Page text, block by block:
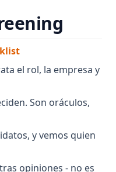
(opens in a new tab)
el rol, la empresa y
Son oráculos,
y vemos quien
opiniones - no es